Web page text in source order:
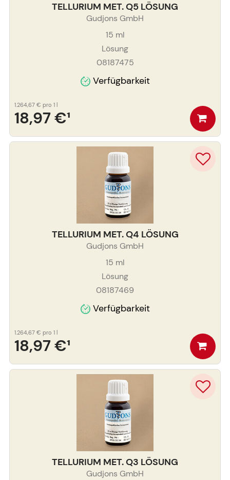
TELLURIUM MET. Q5 LÖSUNG
Gudjons GmbH
15 ml
Lösung
08187475
Verfügbarkeit
18,97 €¹
1.264,67 € pro 1 l
TELLURIUM MET. Q4 LÖSUNG
Gudjons GmbH
15 ml
Lösung
08187469
Verfügbarkeit
18,97 €¹
1.264,67 € pro 1 l
TELLURIUM MET. Q3 LÖSUNG
Gudjons GmbH